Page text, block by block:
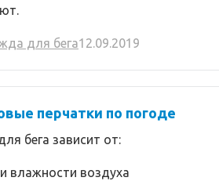
для бега12.09.2019
перчатки по погоде
бега зависит от:
влажности воздуха